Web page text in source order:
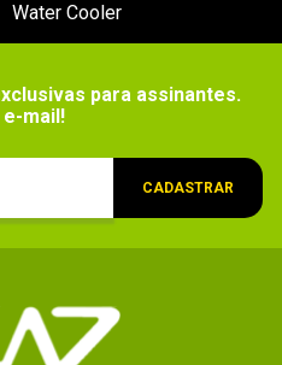
Water Cooler
para assinantes.
mail!
CADASTRAR